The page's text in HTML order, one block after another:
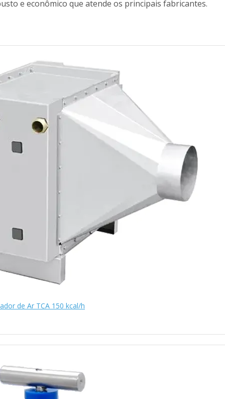
e econômico que atende os principais fabricantes.
de Ar TCA 150 kcal/h